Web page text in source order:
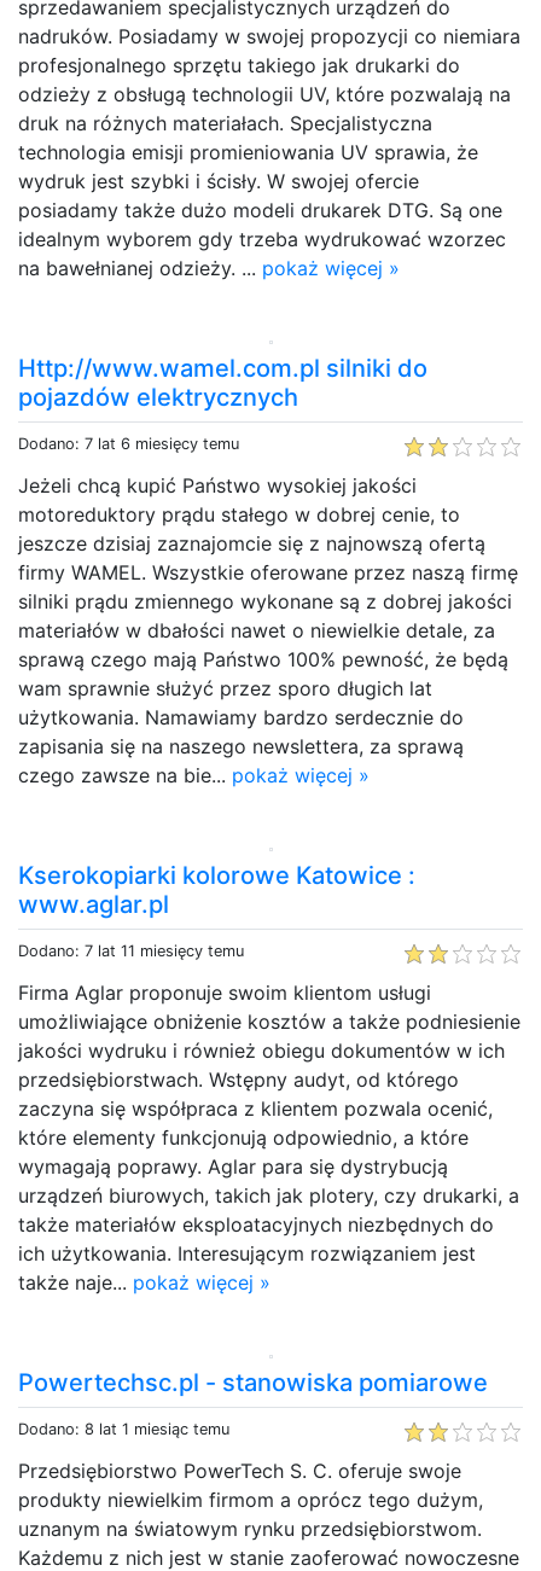
sprzedawaniem specjalistycznych urządzeń do
nadruków. Posiadamy w swojej propozycji co niemiara
profesjonalnego sprzętu takiego jak drukarki do
odzieży z obsługą technologii UV, które pozwalają na
druk na różnych materiałach. Specjalistyczna
technologia emisji promieniowania UV sprawia, że
wydruk jest szybki i ścisły. W swojej ofercie
posiadamy także dużo modeli drukarek DTG. Są one
idealnym wyborem gdy trzeba wydrukować wzorzec
na bawełnianej odzieży. ... pokaż więcej »
Http://www.wamel.com.pl silniki do
pojazdów elektrycznych
Dodano: 7 lat 6 miesięcy temu
Jeżeli chcą kupić Państwo wysokiej jakości
motoreduktory prądu stałego w dobrej cenie, to
jeszcze dzisiaj zaznajomcie się z najnowszą ofertą
firmy WAMEL. Wszystkie oferowane przez naszą firmę
silniki prądu zmiennego wykonane są z dobrej jakości
materiałów w dbałości nawet o niewielkie detale, za
sprawą czego mają Państwo 100% pewność, że będą
wam sprawnie służyć przez sporo długich lat
użytkowania. Namawiamy bardzo serdecznie do
zapisania się na naszego newslettera, za sprawą
czego zawsze na bie... pokaż więcej »
Kserokopiarki kolorowe Katowice :
www.aglar.pl
Dodano: 7 lat 11 miesięcy temu
Firma Aglar proponuje swoim klientom usługi
umożliwiające obniżenie kosztów a także podniesienie
jakości wydruku i również obiegu dokumentów w ich
przedsiębiorstwach. Wstępny audyt, od którego
zaczyna się współpraca z klientem pozwala ocenić,
które elementy funkcjonują odpowiednio, a które
wymagają poprawy. Aglar para się dystrybucją
urządzeń biurowych, takich jak plotery, czy drukarki, a
także materiałów eksploatacyjnych niezbędnych do
ich użytkowania. Interesującym rozwiązaniem jest
także naje... pokaż więcej »
Powertechsc.pl - stanowiska pomiarowe
Dodano: 8 lat 1 miesiąc temu
Przedsiębiorstwo PowerTech S. C. oferuje swoje
produkty niewielkim firmom a oprócz tego dużym,
uznanym na światowym rynku przedsiębiorstwom.
Każdemu z nich jest w stanie zaoferować nowoczesne